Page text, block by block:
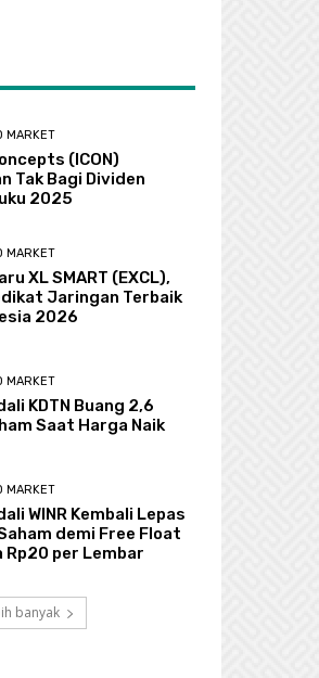
MARKET
(ICON)
Tak Bagi Dividen
2025
MARKET
XL SMART (EXCL),
Jaringan Terbaik
2026
MARKET
KDTN Buang 2,6
Saat Harga Naik
MARKET
WINR Kembali Lepas
demi Free Float
Rp20 per Lembar
banyak